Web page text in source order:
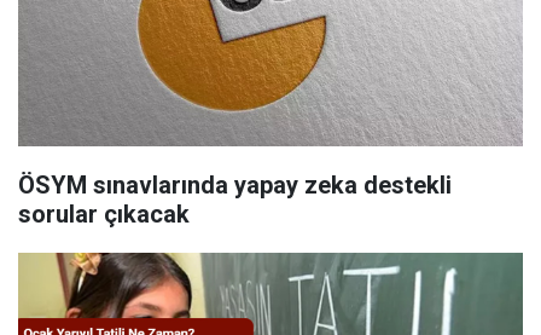
ÖSYM sınavlarında yapay zeka destekli
sorular çıkacak